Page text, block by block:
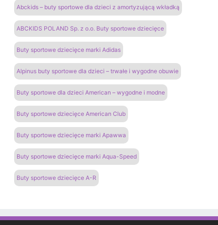
Abckids – buty sportowe dla dzieci z amortyzującą wkładką
ABCKIDS POLAND Sp. z o.o. Buty sportowe dziecięce
Buty sportowe dziecięce marki Adidas
Alpinus buty sportowe dla dzieci – trwałe i wygodne obuwie
Buty sportowe dla dzieci American – wygodne i modne
Buty sportowe dziecięce American Club
Buty sportowe dziecięce marki Apawwa
Buty sportowe dziecięce marki Aqua-Speed
Buty sportowe dziecięce A-R